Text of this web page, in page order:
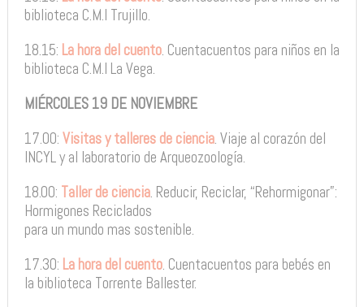
biblioteca C.M.I Trujillo.
18.15: La hora del cuento. Cuentacuentos para niños en la
biblioteca C.M.I La Vega.
MIÉRCOLES 19 DE NOVIEMBRE
17.00: Visitas y talleres de ciencia. Viaje al corazón del
INCYL y al laboratorio de Arqueozoología.
18.00: Taller de ciencia. Reducir, Reciclar, “Rehormigonar”:
Hormigones Reciclados
para un mundo mas sostenible.
17.30: La hora del cuento. Cuentacuentos para bebés en
la biblioteca Torrente Ballester.